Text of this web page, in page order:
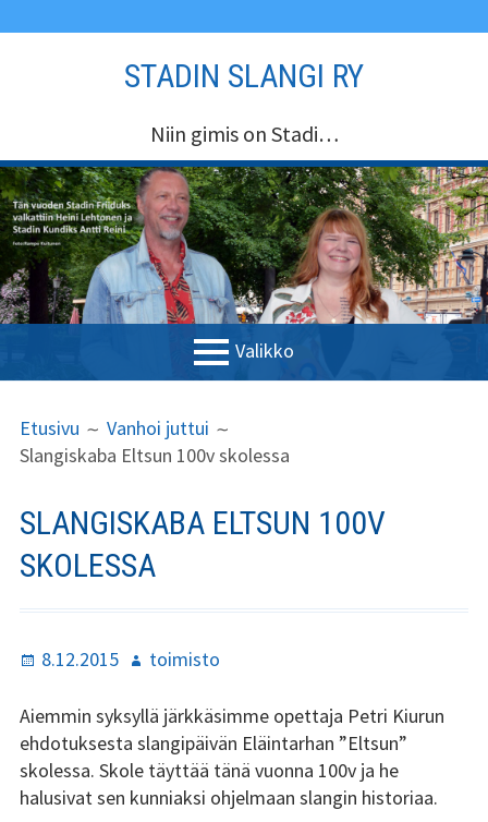
STADIN SLANGI RY
Niin gimis on Stadi…
Valikko
VALIKKO
Stadin Slangi ry
Stadin Slangi ry:n säännöt
Hallitus
Jäsenyys
Historia
Toiminta
Tsilari
Mediakortti
Etusivu
Vanhoi juttui
Slangiskaba Eltsun 100v skolessa
SLANGISKABA ELTSUN 100V
SKOLESSA
Julkaistu
8.12.2015 Kirjoittaja
toimisto
Aiemmin syksyllä järkkäsimme opettaja Petri Kiurun
ehdotuksesta slangipäivän Eläintarhan ”Eltsun”
skolessa. Skole täyttää tänä vuonna 100v ja he
halusivat sen kunniaksi ohjelmaan slangin historiaa.